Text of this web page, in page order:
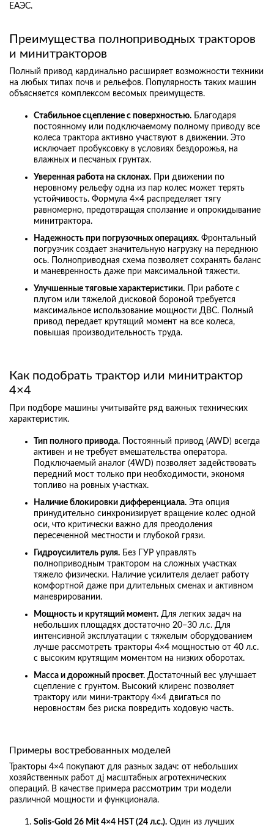
ЕАЭС.
Преимущества полноприводных тракторов
и минитракторов
Полный привод кардинально расширяет возможности техники
на любых типах почв и рельефов. Популярность таких машин
объясняется комплексом весомых преимуществ.
Стабильное сцепление с поверхностью. Благодаря
постоянному или подключаемому полному приводу все
колеса трактора активно участвуют в движении. Это
исключает пробуксовку в условиях бездорожья, на
влажных и песчаных грунтах.
Уверенная работа на склонах. При движении по
неровному рельефу одна из пар колес может терять
устойчивость. Формула 4×4 распределяет тягу
равномерно, предотвращая сползание и опрокидывание
минитрактора.
Надежность при погрузочных операциях. Фронтальный
погрузчик создает значительную нагрузку на переднюю
ось. Полноприводная схема позволяет сохранять баланс
и маневренность даже при максимальной тяжести.
Улучшенные тяговые характеристики. При работе с
плугом или тяжелой дисковой бороной требуется
максимальное использование мощности ДВС. Полный
привод передает крутящий момент на все колеса,
повышая производительность труда.
Как подобрать трактор или минитрактор
4×4
При подборе машины учитывайте ряд важных технических
характеристик.
Тип полного привода. Постоянный привод (AWD) всегда
активен и не требует вмешательства оператора.
Подключаемый аналог (4WD) позволяет задействовать
передний мост только при необходимости, экономя
топливо на ровных участках.
Наличие блокировки дифференциала. Эта опция
принудительно синхронизирует вращение колес одной
оси, что критически важно для преодоления
пересеченной местности и глубокой грязи.
Гидроусилитель руля. Без ГУР управлять
полноприводным трактором на сложных участках
тяжело физически. Наличие усилителя делает работу
комфортной даже при длительных сменах и активном
маневрировании.
Мощность и крутящий момент. Для легких задач на
небольших площадях достаточно 20−30 л.с. Для
интенсивной эксплуатации с тяжелым оборудованием
лучше рассмотреть тракторы 4×4 мощностью от 40 л.с.
с высоким крутящим моментом на низких оборотах.
Масса и дорожный просвет. Достаточный вес улучшает
сцепление с грунтом. Высокий клиренс позволяет
трактору или мини-трактору 4×4 двигаться по
неровностям без риска повредить ходовую часть.
Примеры востребованных моделей
Тракторы 4×4 покупают для разных задач: от небольших
хозяйственных работ дj масштабных агротехнических
операций. В качестве примера рассмотрим три модели
различной мощности и функционала.
Solis-Gold 26 Mit 4×4 HST (24 л.с.). Один из лучших